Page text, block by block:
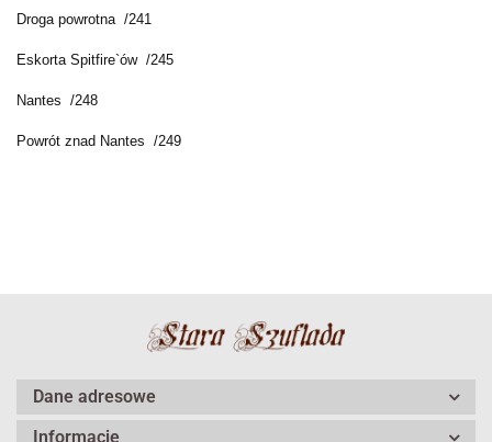
Droga powrotna /241
Eskorta Spitfire`ów /245
Nantes /248
Powrót znad Nantes /249
Dane adresowe
Informacje